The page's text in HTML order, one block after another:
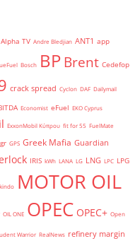
Alpha TV Andre Bledjian ANT1 app
Bosch BPBrent Cedefop
crack spread Cyclon DAF Dailymail
Economist eFuel EKO Cyprus
ExxonMobil Κύπρου fit for 55 FuelMate
GPS Greek Mafia Guardian
IRIS kWh LANA LG LNG LPC LPG
MOTOR OIL
OIL ONE OPEC OPEC+ Open
Warrior RealNews refinery margin